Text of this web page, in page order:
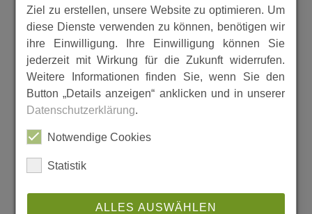
Spangenberger Zeitungen
Jahrgang 1925 Teil III
Ziel zu erstellen, unsere Website zu optimieren. Um
diese Dienste verwenden zu können, benötigen wir
ihre Einwilligung. Ihre Einwilligung können Sie
jederzeit mit Wirkung für die Zukunft widerrufen.
Weitere Informationen finden Sie, wenn Sie den
Button „Details anzeigen“ anklicken und in unserer
Datenschutzerklärung.
Notwendige Cookies
Statistik
ALLES AUSWÄHLEN